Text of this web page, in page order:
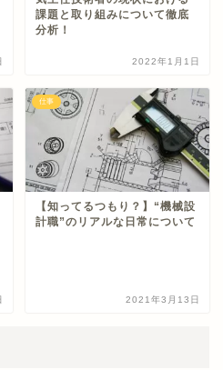
課題と取り組みについて徹底
分析！
2022年1月1日
仕事
【知ってるつもり？】“機械設
計職”のリアルな日常について
2021年3月13日